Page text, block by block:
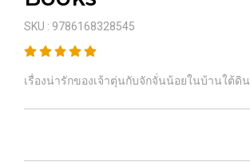
SKU : 9786168328545
เรื่องน่ารักของเจ้าตุ่นกับจักจั่นน้อยในบ้านใต้ดิน